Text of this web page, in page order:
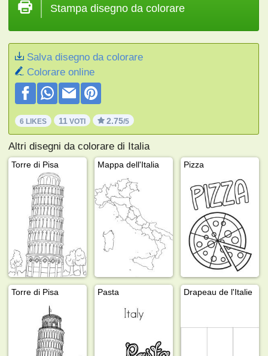
Stampa disegno da colorare
Salva disegno da colorare
Colorare online
6 LIKES 11 VOTI 2.75/5
Altri disegni da colorare di Italia
Torre di Pisa Mappa dell'Italia Pizza
Torre di Pisa Pasta Drapeau de l'Italie